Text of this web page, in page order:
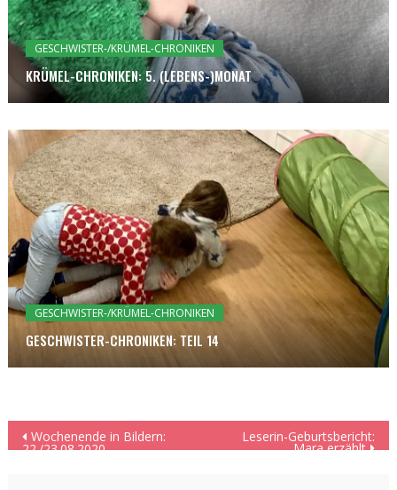
GESCHWISTER-/KRÜMEL-CHRONIKEN
KRÜMEL-CHRONIKEN: 5. (LEBENS-)MONAT
GESCHWISTER-/KRÜMEL-CHRONIKEN
GESCHWISTER-CHRONIKEN: TEIL 14
Beitragsnavigation
Wochenende in Bildern:
22./23.08.2020
Leserin-Geburtsbericht:
Mara erzählt